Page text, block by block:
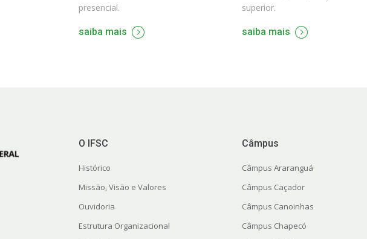
presencial.
saiba mais
superior.
saiba mais
O IFSC
Histórico
Missão, Visão e Valores
Ouvidoria
Estrutura Organizacional
Câmpus
Câmpus Araranguá
Câmpus Caçador
Câmpus Canoinhas
Câmpus Chapecó